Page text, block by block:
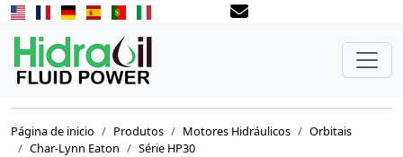
Página de inicio Produtos Motores Hidráulicos
Orbitais
Char-Lynn Eaton
Série HP30